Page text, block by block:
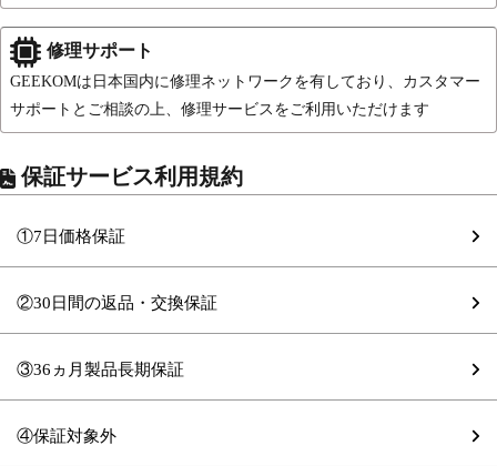
修理サポート
GEEKOMは日本国内に修理ネットワークを有しており、カスタマー
サポートとご相談の上、修理サービスをご利用いただけます
保証サービス利用規約
①7日価格保証
②30日間の返品・交換保証
③36ヵ月製品長期保証
④保証対象外